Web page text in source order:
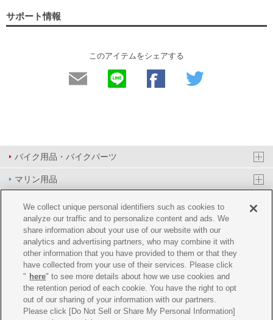
サポート情報
このアイテムをシェアする
バイク用品・バイクパーツ
マリン用品
PAS/YPJ用品
その他用品
イベント&エンターテイメント
オンラインショップ
企業情報
ご利用規約 推薦環境 プライバシーポリシー Cookie ポリシー
We collect unique personal identifiers such as cookies to
analyze our traffic and to personalize content and ads. We
share information about your use of our website with our
analytics and advertising partners, who may combine it with
other information that you have provided to them or that they
have collected from your use of their services. Please click
" here" to see more details about how we use cookies and
the retention period of each cookie. You have the right to opt
out of our sharing of your information with our partners.
Please click [Do Not Sell or Share My Personal Information]